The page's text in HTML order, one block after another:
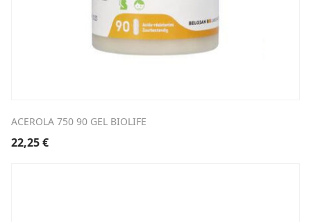
ACEROLA 750 90 GEL BIOLIFE
22,25€